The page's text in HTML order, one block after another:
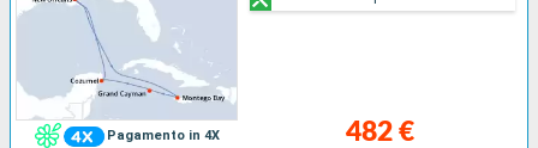
Pagamento in 4X 482 €